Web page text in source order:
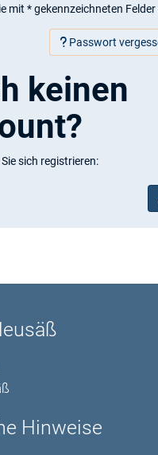
mit * gekennzeichneten
Passwort
keinen
sich registrieren:
Hinweise